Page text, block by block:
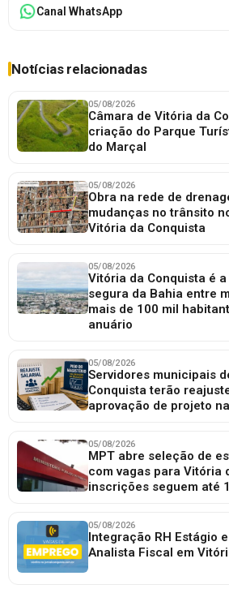
Canal WhatsApp
Notícias relacionadas
05/08/2026
Câmara de Vitória da
criação do Parque
do Marçal
05/08/2026
Obra na rede de
mudanças no trânsito
Vitória da Conquista
05/08/2026
Vitória da Conquista é
segura da Bahia entre
mais de 100 mil
anuário
05/08/2026
Servidores municipais
Conquista terão
aprovação de projeto
05/08/2026
MPT abre seleção de
com vagas para Vitória
inscrições seguem até
05/08/2026
Integração RH Estágio
Analista Fiscal em